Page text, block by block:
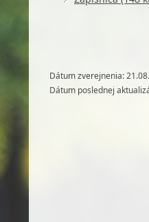
Dátum zverejnenia:
Dátum poslednej